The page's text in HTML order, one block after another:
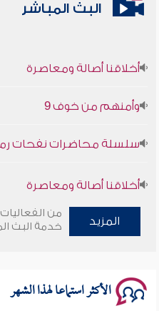
البث المباشر
أخلاقنا أصالة ومعاصرة
وأمنهم من خوف 9
سلسلة محاضرات نفحات
أخلاقنا أصالة ومعاصرة
وأمنهم من خوف 9
المزيد
من
خدمة البث
الأكثر استماعا لهذا الشهر